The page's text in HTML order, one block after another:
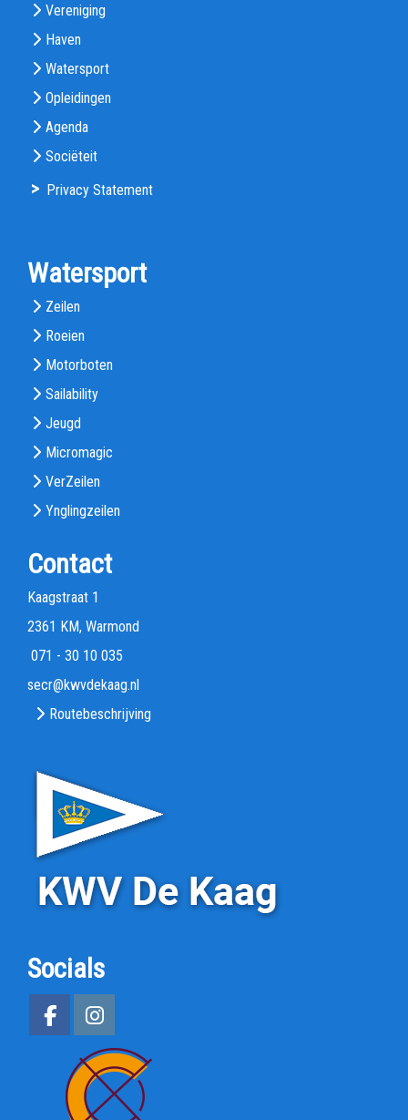
Vereniging
Haven
Watersport
Opleidingen
Agenda
Sociëteit
> Privacy Statement
Watersport
Zeilen
Roeien
Motorboten
Sailability
Jeugd
Micromagic
VerZeilen
Ynglingzeilen
Contact
Kaagstraat 1
2361 KM, Warmond
071 - 30 10 035
rces@kwvdekaag.nl
Routebeschrijving
Socials